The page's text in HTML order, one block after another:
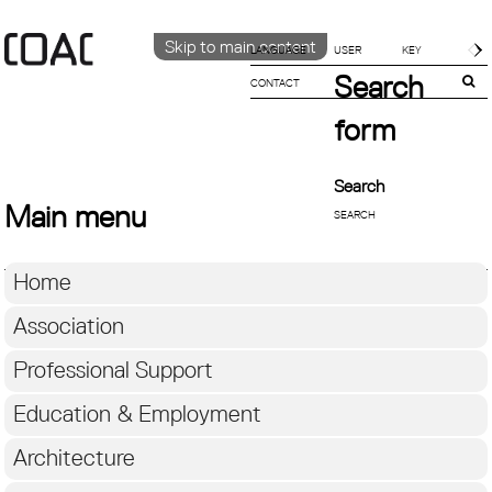
Skip to main content
LANGUAGE
CATALÀ
CONTACT
Search
form
Search
Main menu
Home
Association
Professional Support
Education & Employment
Architecture